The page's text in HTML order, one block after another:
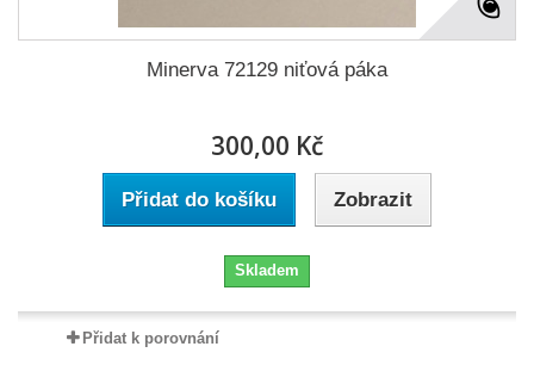
Minerva 72129 niťová páka
300,00 Kč
Přidat do košíku Zobrazit
Skladem
Přidat k porovnání